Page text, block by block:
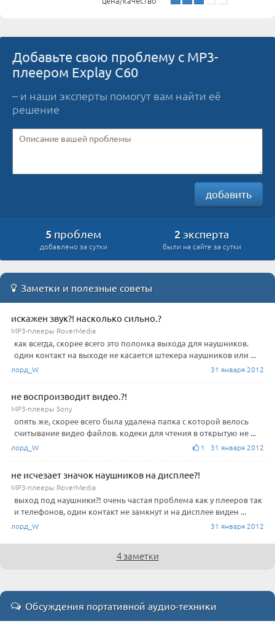
Добавьте свою проблему с MP3-
плеером Explay C60
– и наши эксперты помогут вам найти её
решение
добавить
5 проблем
добавлено за сутки
2 эксперта
были на сайте за сутки
Заметки и полезные советы
искажен звук?! насколько сильно.?
MP3-плееры RoverMedia
как всегда, скорее всего это поломка выхода для наушников.
один контакт на выходе не касается штекера наушников или ...
лорд_W 31 января 2012
не воспроизводит видео.?!
MP3-плееры Sony
опять же, скорее всего была удалена папка с которой велось
считывание видео файлов. кодеки для чтения в открытую не ...
лорд_W 1 31 января 2012
не исчезает значок наушников на дисплее?!
MP3-плееры RoverMedia
выход под наушники?! очень частая проблема как у плееров так
и телефонов, один контакт не замкнут и на дисплее виден ...
лорд_W 31 января 2012
4 заметки
Обсуждения портативной аудио-техники